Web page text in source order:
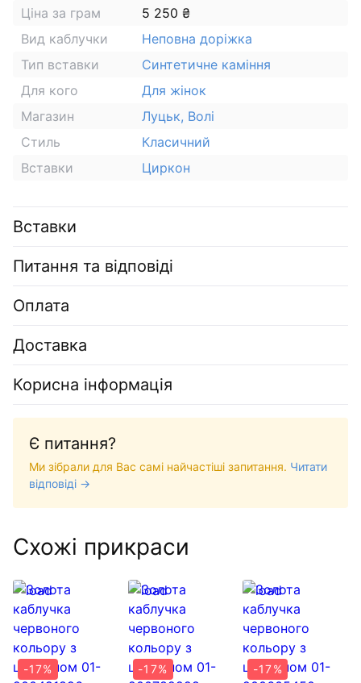
Ціна за грам
5 250 ₴
Вид каблучки
Неповна доріжка
Тип вставки
Синтетичне каміння
Для кого
Для жінок
Магазин
Луцьк, Волі
Стиль
Класичний
Вставки
Циркон
Вставки
Питання та відповіді
Оплата
Доставка
Корисна інформація
Є питання?
Ми зібрали для Вас самі найчастіші запитання. Читати
відповіді →
Схожі прикраси
-17%
-17%
-17%